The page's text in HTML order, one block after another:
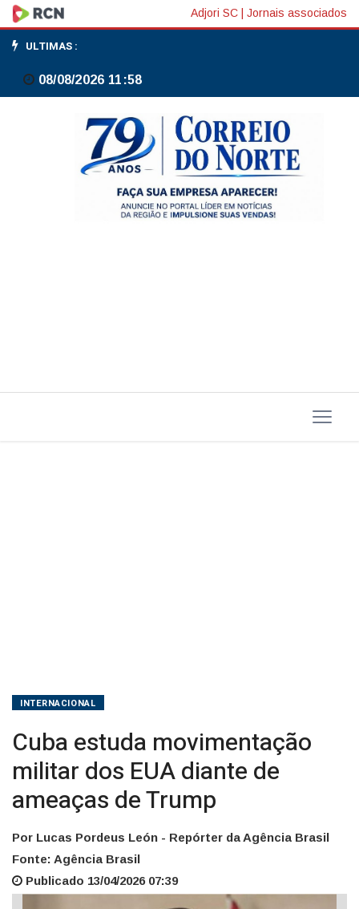
Cuba
estuda
movimentação
Adjori SC Jornais associados
ULTIMAS :
08/08/2026 11:58
INTERNACIONAL
Cuba estuda movimentação
militar dos EUA diante de
ameaças de Trump
Por Lucas Pordeus León - Repórter da Agência Brasil
Fonte: Agência Brasil
Publicado 13/04/2026 07:39